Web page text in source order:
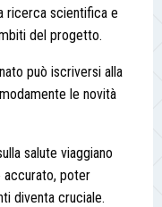
ricerca scientifica e
del progetto.
può iscriversi alla
le novità
salute viaggiano
accurato, poter
diventa cruciale.